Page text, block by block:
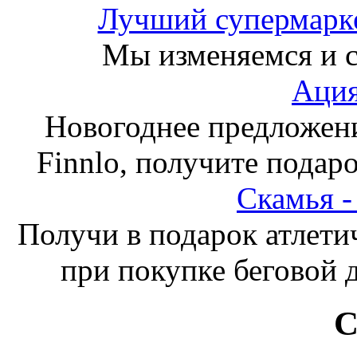
Лучший
Мы изменяемся и
Новогоднее
Finnlo, получите
Получи в подарок
при покупке беговой